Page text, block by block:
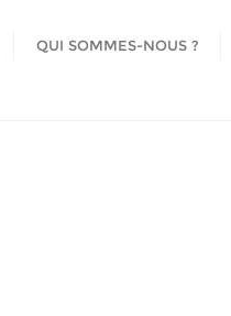
QUI SOMMES-NOUS ?